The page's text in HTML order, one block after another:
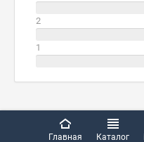
2
1
Главная Каталог